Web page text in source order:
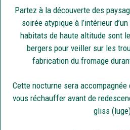
Partez à la découverte des
soirée atypique à l’intérieur
habitats de haute altitude sont
bergers pour veiller sur les
fabrication du fromage
Cette nocturne sera accompagnée
vous réchauffer avant de
gliss